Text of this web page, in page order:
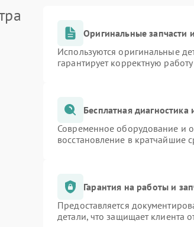
Оригинальные запчасти
Используются оригинальные
гарантирует корректную
Бесплатная
Современное оборудование и
восстановление в кратчайшие
Гарантия на работы и
Предоставляется
детали, что защищает клиента